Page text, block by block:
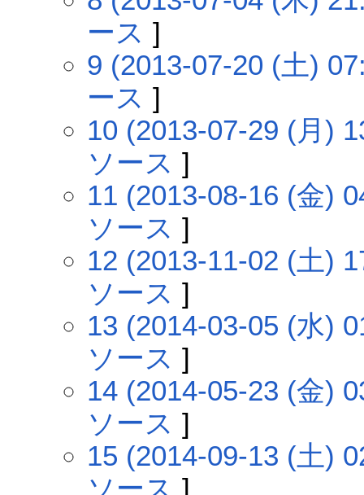
ース ]
9 (2013-07-20 (土)
ース ]
10 (2013-07-29 (月)
ソース ]
11 (2013-08-16 (金)
ソース ]
12 (2013-11-02 (土)
ソース ]
13 (2014-03-05 (水)
ソース ]
14 (2014-05-23 (金)
ソース ]
15 (2014-09-13 (土)
ソース ]